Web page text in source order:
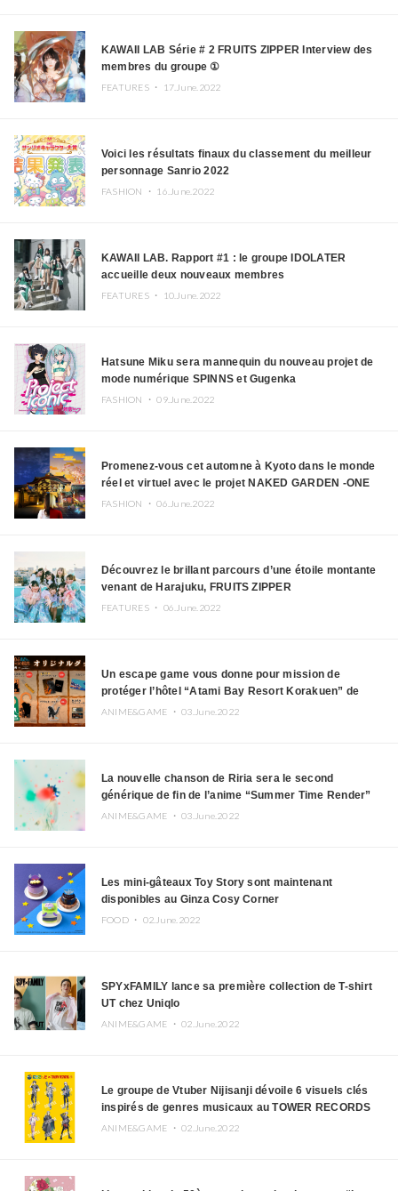
KAWAII LAB Série # 2 FRUITS ZIPPER Interview des
membres du groupe ①
FEATURES ・ 17.June.2022
Voici les résultats finaux du classement du meilleur
personnage Sanrio 2022
FASHION ・ 16.June.2022
KAWAII LAB. Rapport #1 : le groupe IDOLATER
accueille deux nouveaux membres
FEATURES ・ 10.June.2022
Hatsune Miku sera mannequin du nouveau projet de
mode numérique SPINNS et Gugenka
FASHION ・09.June.2022
Promenez-vous cet automne à Kyoto dans le monde
réel et virtuel avec le projet NAKED GARDEN -ONE
KYOTO-
FASHION ・06.June.2022
Découvrez le brillant parcours d’une étoile montante
venant de Harajuku, FRUITS ZIPPER
FEATURES ・ 06.June.2022
Un escape game vous donne pour mission de
protéger l’hôtel “Atami Bay Resort Korakuen” de
Godzilla !
ANIME&GAME ・03.June.2022
La nouvelle chanson de Riria sera le second
générique de fin de l’anime “Summer Time Render”
ANIME&GAME ・03.June.2022
Les mini-gâteaux Toy Story sont maintenant
disponibles au Ginza Cosy Corner
FOOD ・ 02.June.2022
SPYxFAMILY lance sa première collection de T-shirt
UT chez Uniqlo
ANIME&GAME ・02.June.2022
Le groupe de Vtuber Nijisanji dévoile 6 visuels clés
inspirés de genres musicaux au TOWER RECORDS
ANIME&GAME ・02.June.2022